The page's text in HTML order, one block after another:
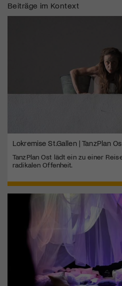
Beiträge im Kontext
Lokremise St.Gallen | TanzPlan
TanzPlan Ost lädt ein zu einer
radikalen Offenheit.